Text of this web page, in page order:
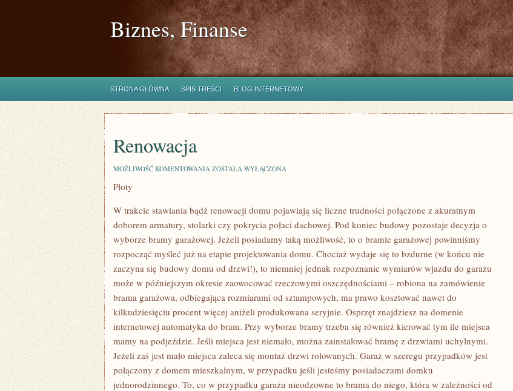
Biznes, Finanse
STRONA GŁÓWNA SPIS TREŚCI BLOG INTERNETOWY
Renowacja
MOŻLIWOŚĆ KOMENTOWANIA RENOWACJA
ZOSTAŁA WYŁĄCZONA
Płoty
W trakcie stawiania bądź renowacji domu pojawiają się liczne trudności połączone z akuratnym
doborem armatury, stolarki czy pokrycia połaci dachowej. Pod koniec budowy pozostaje decyzja o
wyborze bramy garażowej. Jeżeli posiadamy taką możliwość, to o bramie garażowej powinniśmy
rozpocząć myśleć już na etapie projektowania domu. Chociaż wydaje się to bzdurne (w końcu nie
zaczyna się budowy domu od drzwi!), to niemniej jednak rozpoznanie wymiarów wjazdu do garażu
może w późniejszym okresie zaowocować rzeczowymi oszczędnościami – robiona na zamówienie
brama garażowa, odbiegająca rozmiarami od sztampowych, ma prawo kosztować nawet do
kilkudziesięciu procent więcej aniżeli produkowana seryjnie. Osprzęt znajdziesz na domenie
internetowej automatyka do bram. Przy wyborze bramy trzeba się również kierować tym ile miejsca
mamy na podjeździe. Jeśli miejsca jest niemało, można zainstalować bramę z drzwiami uchylnymi.
Jeżeli zaś jest mało miejsca zaleca się montaż drzwi rolowanych. Garaż w szeregu przypadków jest
połączony z domem mieszkalnym, w przypadku jeśli jesteśmy posiadaczami domku
jednorodzinnego. To, co w przypadku garażu nieodzowne to brama do niego, która w zależności od